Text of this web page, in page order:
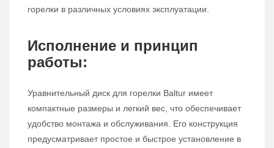
горелки в различных условиях эксплуатации.
Исполнение и принцип
работы:
Уравнительный диск для горелки Baltur имеет
компактные размеры и легкий вес, что обеспечивает
удобство монтажа и обслуживания. Его конструкция
предусматривает простое и быстрое установление в